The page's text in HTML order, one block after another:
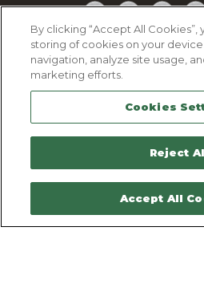
Facebook
Twitter
Politique
Politique de
Mentions
Plan du
Contactez-
By clicking “Accept All
storing of cookies on your
navigation, analyze site usage,
marketing efforts.
Cookies
Reject
Accept All